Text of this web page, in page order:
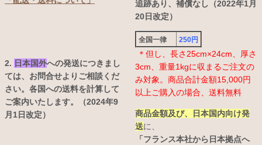
2. 日本国外への発送につきまし
ては、お問合せよりご相談くだ
さい。各国への送料を計算して
ご案内いたします。（2024年9
月1日改定）
追跡あり、補償なし（2022年1月
20日改定）
全国一律 250円
＊但し、長さ25cm×24cm、厚さ
3cm、重量1kgに収まるご注文の
み対象。商品合計金額15,000円
以上ご購入の場合、送料無料
商品金額及び、日本国内向け発
送に、
「フランス本社から日本拠点へ